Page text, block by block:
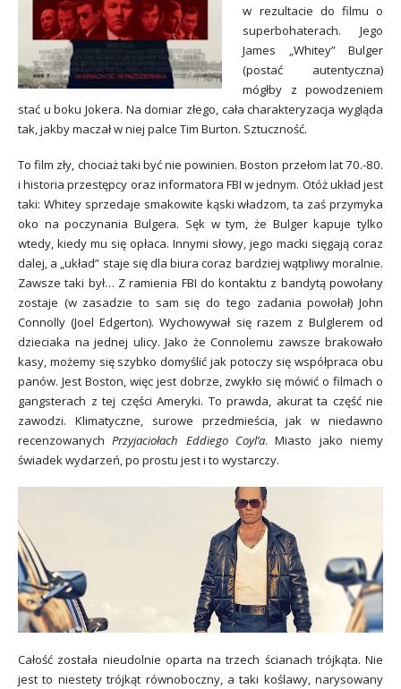
w rezultacie do filmu o
superbohaterach. Jego
James „Whitey” Bulger
(postać autentyczna)
mógłby z powodzeniem
stać u boku Jokera. Na domiar złego, cała charakteryzacja wygląda
tak, jakby maczał w niej palce Tim Burton. Sztuczność.
To film zły, chociaż taki być nie powinien. Boston przełom lat 70.-80.
i historia przestępcy oraz informatora FBI w jednym. Otóż układ jest
taki: Whitey sprzedaje smakowite kąski władzom, ta zaś przymyka
oko na poczynania Bulgera. Sęk w tym, że Bulger kapuje tylko
wtedy, kiedy mu się opłaca. Innymi słowy, jego macki sięgają coraz
dalej, a „układ” staje się dla biura coraz bardziej wątpliwy moralnie.
Zawsze taki był… Z ramienia FBI do kontaktu z bandytą powołany
zostaje (w zasadzie to sam się do tego zadania powołał) John
Connolly (Joel Edgerton). Wychowywał się razem z Bulglerem od
dzieciaka na jednej ulicy. Jako że Connolemu zawsze brakowało
kasy, możemy się szybko domyślić jak potoczy się współpraca obu
panów. Jest Boston, więc jest dobrze, zwykło się mówić o filmach o
gangsterach z tej części Ameryki. To prawda, akurat ta część nie
zawodzi. Klimatyczne, surowe przedmieścia, jak w niedawno
recenzowanychPrzyjaciołach Eddiego Coyl’a. Miasto jako niemy
świadek wydarzeń, po prostu jest i to wystarczy.
Całość została nieudolnie oparta na trzech ścianach trójkąta. Nie
jest to niestety trójkąt równoboczny, a taki koślawy, narysowany